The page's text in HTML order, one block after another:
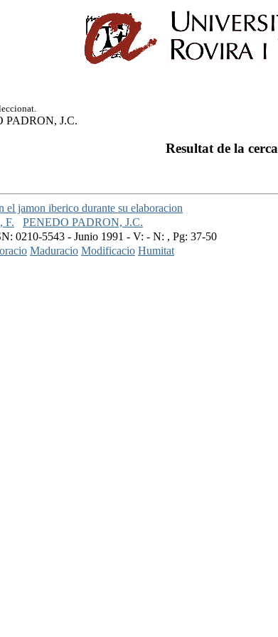
PADRON, J.C.
Resultat de la cerca
el jamon iberico durante su elaboracion
F.
PENEDO PADRON, J.C.
0210-5543 - Junio 1991 - V: - N: , Pg: 37-50
Maduracio Modificacio Humitat